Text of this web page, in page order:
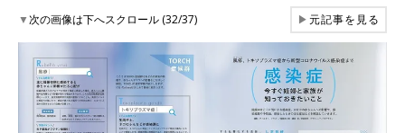
▼次の画像は下へスクロール (32/37) ▶元記事を見る